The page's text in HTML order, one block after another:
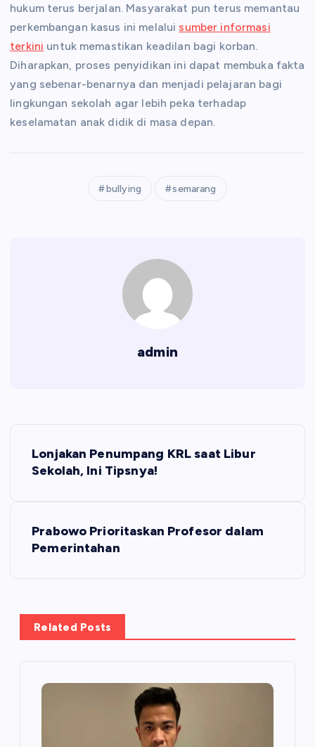
hukum terus berjalan. Masyarakat pun terus memantau
perkembangan kasus ini melaluisumber informasi
terkini untuk memastikan keadilan bagi korban.
Diharapkan, proses penyidikan ini dapat membuka fakta
yang sebenar-benarnya dan menjadi pelajaran bagi
lingkungan sekolah agar lebih peka terhadap
keselamatan anak didik di masa depan.
bullying semarang
admin
a
s
Lonjakan Penumpang KRL saat Libur
Sekolah, Ini Tipsnya!
Prabowo Prioritaskan Profesor dalam
Pemerintahan
Related Posts